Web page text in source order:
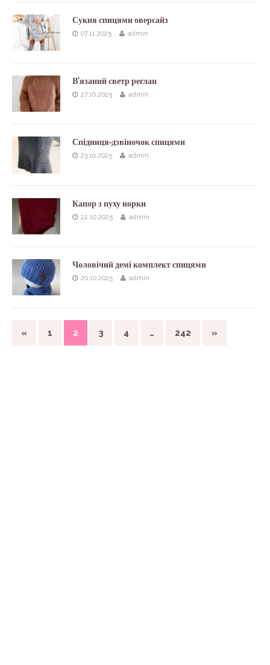
Сукня спицями оверсайз
07.11.2025 admin
В’язаний светр реглан
27.10.2025 admin
Спідниця-дзвіночок спицями
23.10.2025 admin
Капор з пуху норки
22.10.2025 admin
Чоловічий демі комплект спицями
20.10.2025 admin
« 1 2 3 4 … 242 »